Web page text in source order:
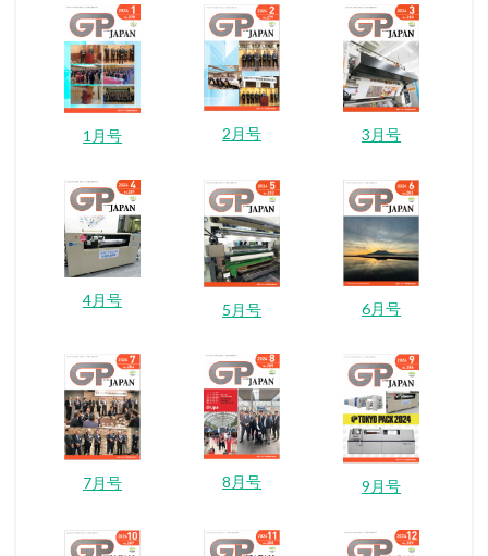
1月号 2月号 3月号
4月号
5月号 6月号
7月号 8月号 9月号